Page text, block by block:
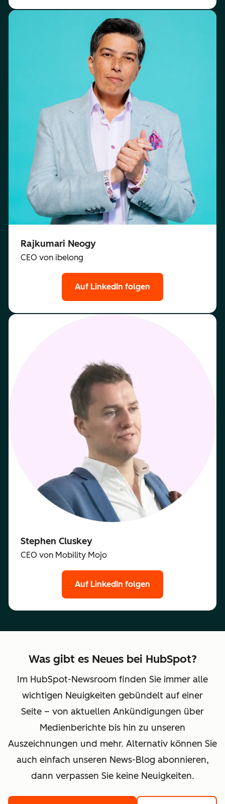
Rajkumari Neogy
CEO von ibelong
Auf LinkedIn folgen
Stephen Cluskey
CEO von Mobility Mojo
Auf LinkedIn folgen
Was gibt es Neues bei HubSpot?
Im HubSpot-Newsroom finden Sie immer alle
wichtigen Neuigkeiten gebündelt auf einer
Seite – von aktuellen Ankündigungen über
Medienberichte bis hin zu unseren
Auszeichnungen und mehr. Alternativ können Sie
auch einfach unseren News-Blog abonnieren,
dann verpassen Sie keine Neuigkeiten.